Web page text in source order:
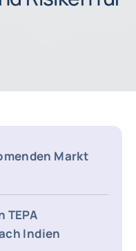
Markt
TEPA
Indien